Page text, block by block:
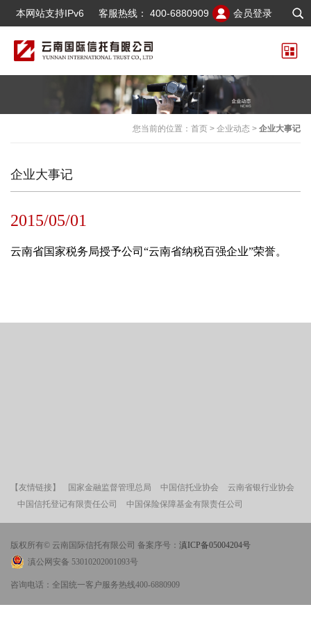
会员登录
客服热线： 400-6880909
本网站支持IPv6
您当前的位置： 首页 > 企业动态 > 企业大事记
企业大事记
2015/05/01
云南省国家税务局授予公司“云南省纳税百强企业”荣誉。
【友情链接】 国家金融监督管理总局 中国信托业协会
云南省银行业协会
中国信托登记有限责任公司
中国保险保障基金有限责任公司
版权所有© 云南国际信托有限公司 备案序号： 滇ICP备05004204号
滇公网安备 53010202001093号
咨询电话：全国统一客户服务热线400-6880909